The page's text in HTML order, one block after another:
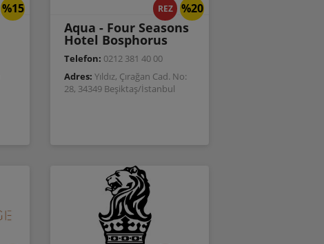
%15 %20
REZ
Aqua - Four Seasons
Hotel Bosphorus
Telefon: 0212 381 40 00
Adres: Yıldız, Çırağan Cad. No:
28, 34349 Beşiktaş/İstanbul